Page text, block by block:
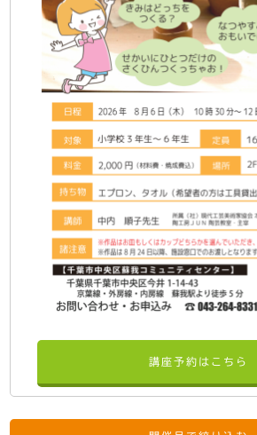
講座予約はこちら